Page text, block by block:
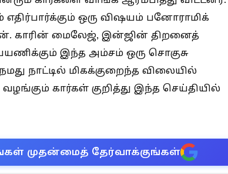
ஒரு விஷயம் பனோராமிக்
தான். காரின் மைலேஜ், இன்ஜின் திறனைத்
இந்த அம்சம் ஒரு சொகுசு
நாட்டில் மிகக்குறைந்த விலையில்
கார்கள் குறித்து இந்த செய்தியில்
முதன்மைத் தேர்வாக்குங்கள்